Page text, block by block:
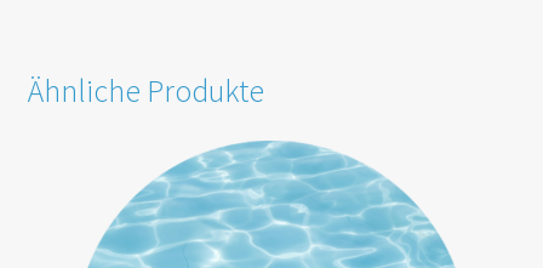
Ähnliche Produkte